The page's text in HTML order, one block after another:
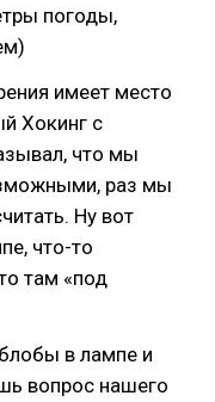
погоды,
имеет место
Хокинг с
что мы
раз мы
Ну вот
что-то
там «под
в лампе и
вопрос нашего